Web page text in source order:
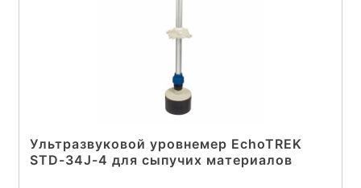
Ультразвуковой уровнемер EchoTREK
STD-34J-4 для сыпучих материалов